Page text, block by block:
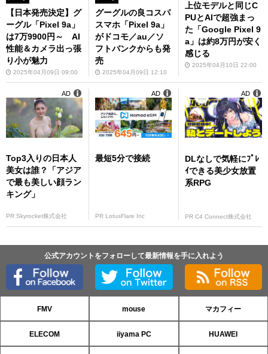
【日本発売決定】グ
ーグル「Pixel 9a」
は7万9900円～ AI
性能＆カメラ出っ張
り小が魅力
2025年04月09日 09:00
グーグルの良コスパ
スマホ「Pixel 9a」
がドコモ／au／ソ
フトバンクからも発
売
2025年04月09日 12:10
上位モデルと同じC
PUとAIで超強まっ
た「Google Pixel 9
a」は約8万円が安く
感じる
2025年04月10日 22:00
Top3入りの日本人
美女は誰？「アジア
で最も美しい顔ラン
キング」
PR Skyrocket株式会社
AD
最短5分で接続
PR LotusFlare Inc
AD
DLなしで気軽にﾌﾟﾚ
ｲできる美少女放置
系RPG
PR C4 Connect株式会社
AD
公式アカウントをフォローして最新情報を手に入れよう
FMV mouse マカフィー
ELECOM iiyama PC HUAWEI